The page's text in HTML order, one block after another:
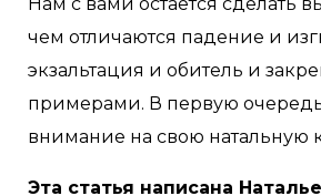
чем отличаются падение и
экзальтация и обитель и
примерами. В первую
внимание на свою натальную
Эта статья написана